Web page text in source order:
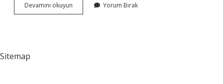
Devamını okuyun Bitkilerin
Özellikleri
Yorum Bırak
Sitemap